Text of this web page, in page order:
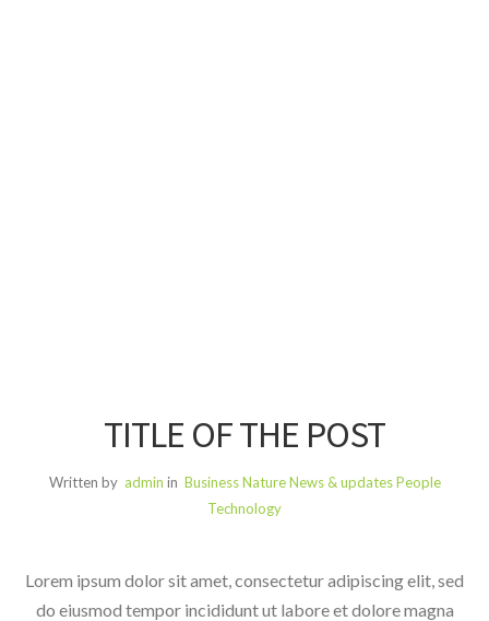
TITLE OF THE POST
Written by admin in Business Nature News & updates People
Technology
Lorem ipsum dolor sit amet, consectetur adipiscing elit, sed
do eiusmod tempor incididunt ut labore et dolore magna